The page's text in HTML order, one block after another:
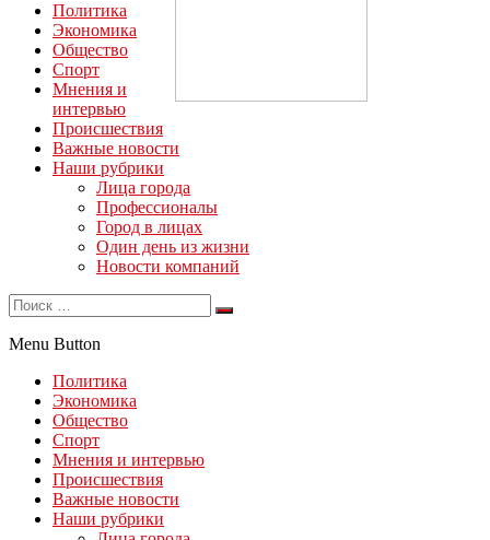
Политика
Экономика
Общество
Спорт
Мнения и
интервью
Происшествия
Важные новости
Наши рубрики
Лица города
Профессионалы
Город в лицах
Один день из жизни
Новости компаний
Menu Button
Политика
Экономика
Общество
Спорт
Мнения и интервью
Происшествия
Важные новости
Наши рубрики